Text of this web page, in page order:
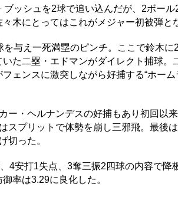
ッシュを2球で追い込んだが、2ボー
木にとってはこれがメジャー初被弾と
与え一死満塁のピンチ。ここで鈴木
いた二塁・エドマンがダイレクト捕球
ェンスに激突しながら好捕する“ホー
ー・ヘルナンデスの好捕もあり初回以
スプリットで体勢を崩し三邪飛。最後
切った。
4安打1失点、3奪三振2四球の内容で降
率は3.29に良化した。